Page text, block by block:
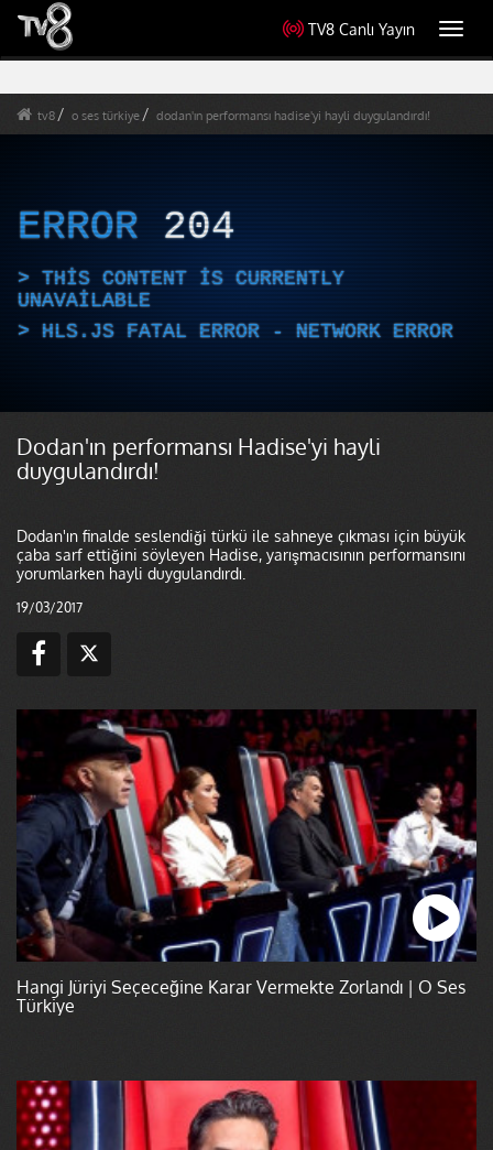
TV8 Canlı Yayın
tv8 o ses türkiye dodan'ın performansı hadise'yi hayli duygulandırdı!
ERROR 204
THIS CONTENT IS CURRENTLY
UNAVAILABLE
HLS.JS FATAL ERROR - NETWORK ERROR
Dodan'ın performansı Hadise'yi hayli
duygulandırdı!
Dodan'ın finalde seslendiği türkü ile sahneye çıkması için büyük
çaba sarf ettiğini söyleyen Hadise, yarışmacısının performansını
yorumlarken hayli duygulandırdı.
19/03/2017
Hangi Jüriyi Seçeceğine Karar Vermekte Zorlandı | O Ses
Türkiye